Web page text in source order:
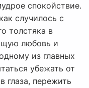
спокойствие.
случилось с
толстяка в
любовь и
из главных
убежать от
глаза, пережить